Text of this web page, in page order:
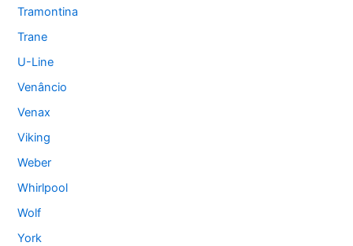
Tramontina
Trane
U-Line
Venâncio
Venax
Viking
Weber
Whirlpool
Wolf
York